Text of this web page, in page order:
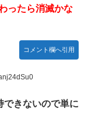
ったら消滅かな
コメント欄へ引用
できないので単に